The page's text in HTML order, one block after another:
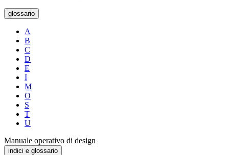
glossario
A
B
C
D
E
I
M
O
S
T
U
Manuale operativo di design
indici e glossario